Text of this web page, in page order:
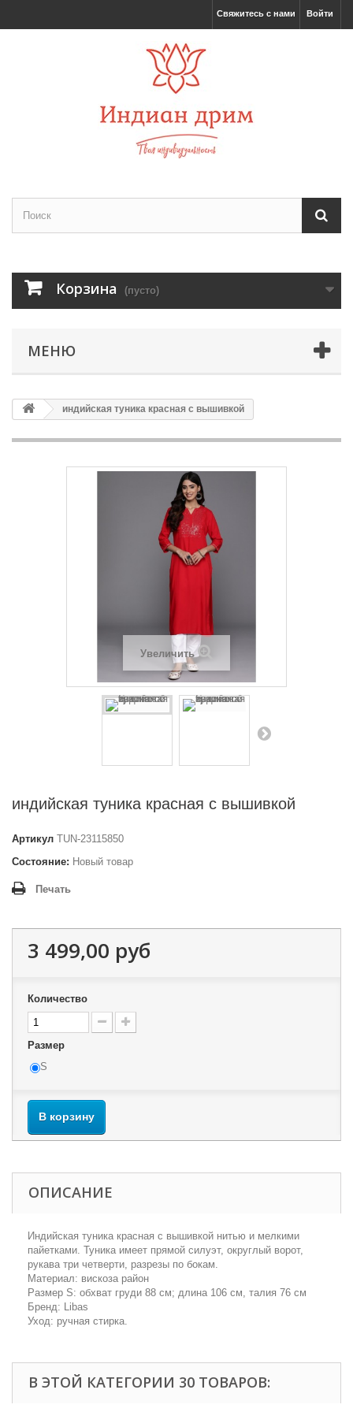
Войти
Свяжитесь с нами
Корзина (пусто)
МЕНЮ
индийская туника красная с вышивкой
Увеличить
индийская туника красная с вышивкой
Артикул TUN-23115850
Состояние: Новый товар
Печать
3 499,00 руб
Количество
Размер
S
В корзину
ОПИСАНИЕ
Индийская туника красная с вышивкой нитью и мелкими
пайетками. Туника имеет прямой силуэт, округлый ворот,
рукава три четверти, разрезы по бокам.
Материал: вискоза район
Размер S: обхват груди 88 см; длина 106 см, талия 76 см
Бренд: Libas
Уход: ручная стирка.
В ЭТОЙ КАТЕГОРИИ 30 ТОВАРОВ: